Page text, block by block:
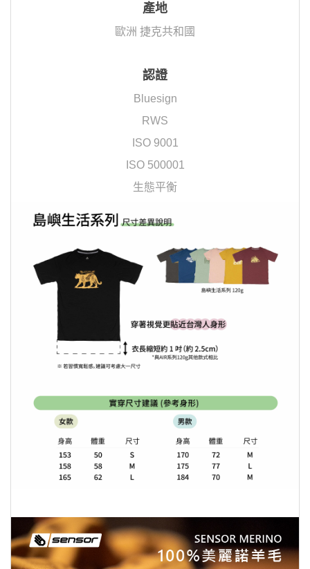
產地
歐洲 捷克共和國
認證
Bluesign
RWS
ISO 9001
ISO 500001
生態平衡